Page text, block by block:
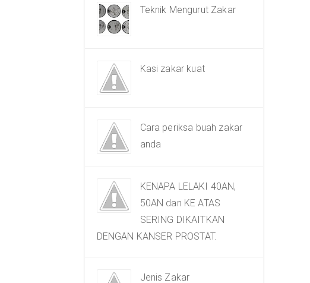
Teknik Mengurut Zakar
Kasi zakar kuat
Cara periksa buah zakar
anda
KENAPA LELAKI 40AN,
50AN dan KE ATAS
SERING DIKAITKAN
DENGAN KANSER PROSTAT.
Jenis Zakar